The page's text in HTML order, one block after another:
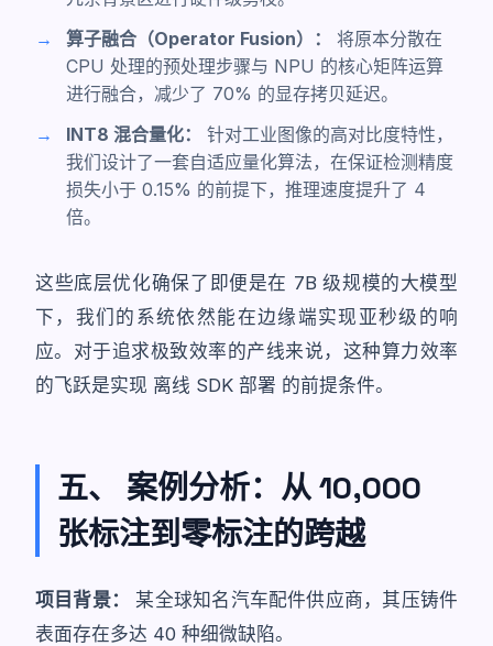
算子融合（Operator Fusion）：
将原本分散在
CPU 处理的预处理步骤与 NPU 的核心矩阵运算
进行融合，减少了 70% 的显存拷贝延迟。
INT8 混合量化：
针对工业图像的高对比度特性，
我们设计了一套自适应量化算法，在保证检测精度
损失小于 0.15% 的前提下，推理速度提升了 4
倍。
这些底层优化确保了即便是在 7B 级规模的大模型
下，我们的系统依然能在边缘端实现亚秒级的响
应。对于追求极致效率的产线来说，这种算力效率
的飞跃是实现 离线 SDK 部署 的前提条件。
五、 案例分析：从 10,000
张标注到零标注的跨越
项目背景：
某全球知名汽车配件供应商，其压铸件
表面存在多达 40 种细微缺陷。